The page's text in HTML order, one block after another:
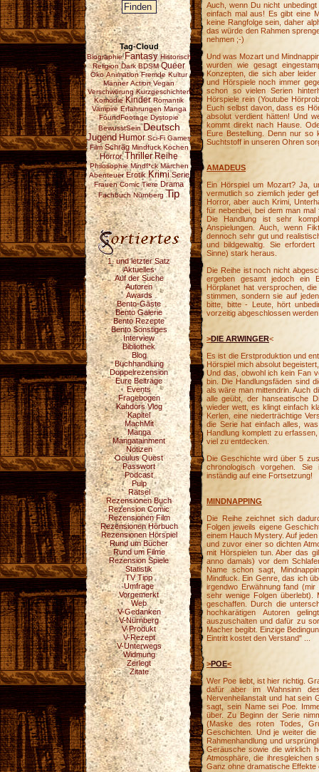
Tag-Cloud
Biographie Fantasy Historisch
Religion Dark BDSM Queer
Öko Animation Fremde Kultur
Männer Action Vegan
Verschwörung Kurzgeschichten
Komödie Kinder Romantik
Vampire Erfahrungen Manga
FoundFootage Dystopie
BewusstSein Deutsch
Jugend Humor Sci-Fi Games
Film Schräg Mindfuck Kochen
Horror Thriller Reihe
Philosophie Mindf*ck Märchen
Abenteuer Erotik Krimi Serie
Frauen Comic Tiere Drama
Fachbuch Nürnberg Tip
1. und letzter Satz
Aktuelles
Auf der Suche
Autoren
Awards
Bento-Gäste
Bento Galerie
Bento Rezepte
Bento Sonstiges
Interview
Bibliothek
Blog
Buchhandlung
Doppelrezension
Eure Beiträge
Events
Fragebogen
Kahdors Vlog
Kapitel
MachMit
Manga
Mangatainment
Notizen
Oculus Quest
Passwort
Podcast
Pulp
Rätsel
Rezensionen Buch
Rezension Comic
Rezensionen Film
Rezensionen Hörbuch
Rezensionen Hörspiel
Rund um Bücher
Rund um Filme
Rezension Spiele
Statistik
TV Tipp
Umfrage
Vorgemerkt
Web
V-Gedanken
V-Nürnberg
V-Produkt
V-Rezept
V-Unterwegs
Widmung
Zerlegt
Zitate
Auch, wenn Du nicht
einfach mal aus! Es gibt eine
keine Rangfolge sein, daher
das würde den Rahmen
nehmen ;-)
Und was Mozart und
wurden wie gesagt
Konzepten, die sich aber
und Hörspiele noch immer
schon so vielen Serien
Hörspiele rein (Youtube
Euch selbst davon, dass es
absolut verdient hätten! Und
kommt direkt nach Hause.
Eure Bestellung. Denn nur so
Suchtstoff in unseren Ohren
AMADEUS
Ein Hörspiel um Mozart? Ja,
vermutlich so ziemlich jeder
Horror, aber auch Krimi,
für nebenbei, bei dem man
Die Handlung ist sehr
Anspielungen. Auch, wenn
dennoch sehr gut und
und bildgewaltig. Sie
Sinne) stark heraus.
Die Reihe ist noch nicht
ergeben gesamt jedoch ein
Hörplanet hat versprochen,
stimmen, sondern sie auf
bitte, bitte - Leute, hört
vorzeitig abgeschlossen
>DIE ARWINGER<
Es ist die Erstproduktion und
Hörspiel mich absolut
Und das, obwohl ich kein Fan
bin. Die Handlungsfäden sind
als wäre man mittendrin. Auch
alle geübt, der hanseatische
wieder wett, es klingt einfach
Kerlen, eine niederträchtige
die Serie hat einfach alles,
Handlung komplett zu
viel zu entdecken.
Die Geschichte wird über 5
chronologisch vorgehen.
inständig auf eine Fortsetzung!
MINDNAPPING
Die Reihe zeichnet sich
Folgen jeweils eigene
einem Hauch Mystery. Auf
und zuvor einer so dichten
mit Hörspielen tun. Aber das
anno damals) vor dem
Name schon sagt,
Mindfuck. Ein Genre, das ich
irgendwo Erwähnung fand
sehr wenige Folgen überlebt).
geschaffen. Durch die
hochkarätigen Autoren
auszuschalten und dafür zu
Macher begibt. Einzige
Eintritt kostet den Verstand" ...
>POE<
Wer Poe liebt, ist hier richtig.
dafür aber im Wahnsinn
Nervenheilanstalt und hat sein
sagt, sein Name sei Poe.
über. Zu Beginn der Serie
(Maske des roten Todes,
Geschichten. Und je weiter
Rahmenhandlung und
Geräusche sowie die wirklich
Atmosphäre, die ihresgleichen
Ganz ohne dramatische Effekte